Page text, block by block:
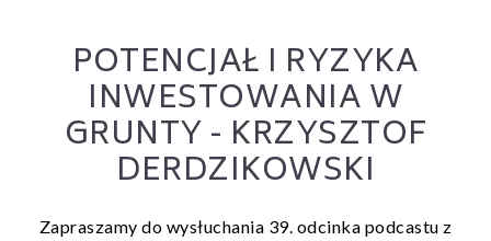
POTENCJAŁ I RYZYKA
INWESTOWANIA W
GRUNTY - KRZYSZTOF
DERDZIKOWSKI
Zapraszamy do wysłuchania 39. odcinka podcastu z